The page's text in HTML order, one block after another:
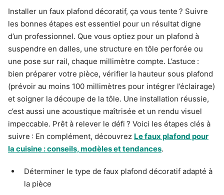
Installer un faux plafond décoratif, ça vous tente ? Suivre
les bonnes étapes est essentiel pour un résultat digne
d’un professionnel. Que vous optiez pour un plafond à
suspendre en dalles, une structure en tôle perforée ou
une pose sur rail, chaque millimètre compte. L’astuce :
bien préparer votre pièce, vérifier la hauteur sous plafond
(prévoir au moins 100 millimètres pour intégrer l’éclairage)
et soigner la découpe de la tôle. Une installation réussie,
c’est aussi une acoustique maîtrisée et un rendu visuel
impeccable. Prêt à relever le défi ? Voici les étapes clés à
suivre : En complément, découvrez Le faux plafond pour
la cuisine : conseils, modèles et tendances.
Déterminer le type de faux plafond décoratif adapté à
la pièce